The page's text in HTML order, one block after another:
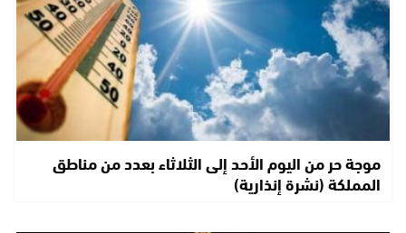
موجة حر من اليوم الأحد إلى الثلاثاء بعدد من مناطق
المملكة (نشرة إنذارية)